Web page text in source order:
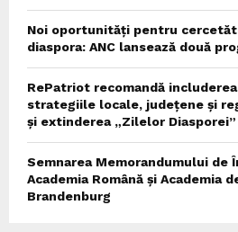
Noi oportunități pentru
diaspora: ANC lansează două
RePatriot recomandă
strategiile locale, județene și
și extinderea „Zilelor
Semnarea Memorandumului de
Academia Română și Academia
Brandenburg